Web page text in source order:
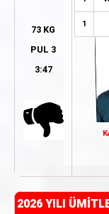
73 KG
PUL 3
3:47
1
2026 YILI